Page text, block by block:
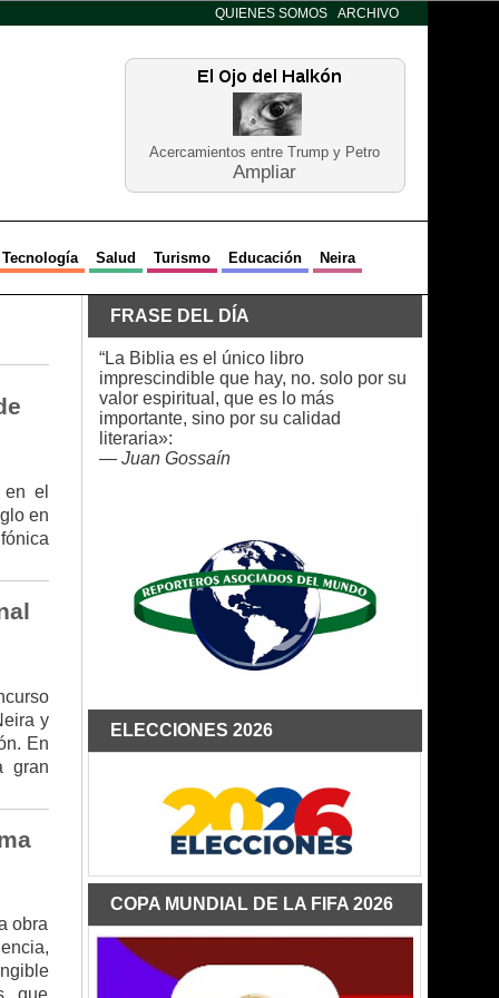
QUIENES SOMOS ARCHIVO
Acercamientos entre Trump y Petro
Ampliar
Tecnología Salud Turismo Educación Neira
el
en
y
En
gran
obra
FRASE DEL DÍA
“La Biblia es el único libro
imprescindible que hay, no. solo por su
valor espiritual, que es lo más
importante, sino por su calidad
literaria»:
— Juan Gossaín
ELECCIONES 2026
COPA MUNDIAL DE LA FIFA 2026